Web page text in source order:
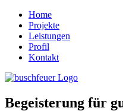
Home
Projekte
Leistungen
Profil
Kontakt
Begeisterung für